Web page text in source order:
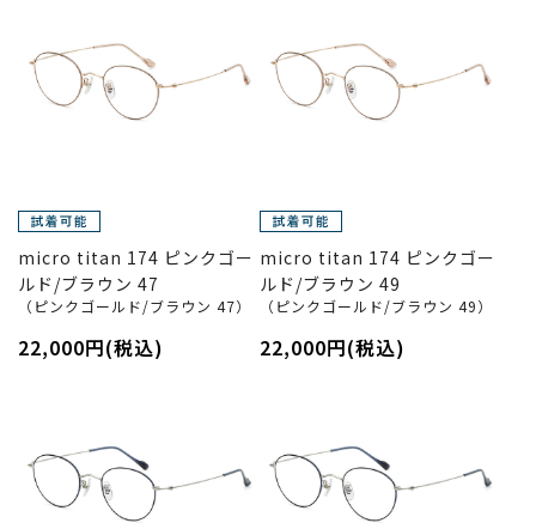
micro titan 174 ピンクゴー
ルド/ブラウン 47
（ピンクゴールド/ブラウン 47）
22,000円(税込)
micro titan 174 ピンクゴー
ルド/ブラウン 49
（ピンクゴールド/ブラウン 49）
22,000円(税込)